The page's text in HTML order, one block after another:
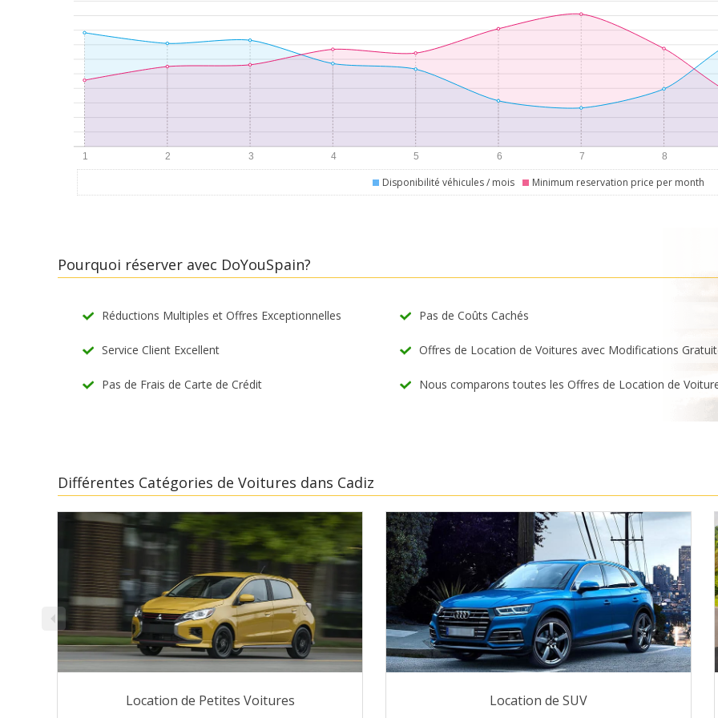
Disponibilité véhicules / mois Minimum reservation price per month
Pourquoi réserver avec DoYouSpain?
Réductions Multiples et Offres Exceptionnelles Pas de Coûts Cachés
Service Client Excellent Offres de Location de Voitures avec Modifications
Pas de Frais de Carte de Crédit Nous comparons toutes les Offres de Location de
Différentes Catégories de Voitures dans Cadiz
Location de Petites Voitures Location de SUV